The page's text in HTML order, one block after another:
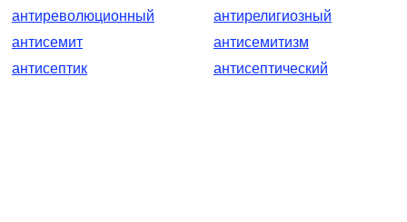
антиреволюционный
антирелигиозный
антисемит
антисемитизм
антисептик
антисептический